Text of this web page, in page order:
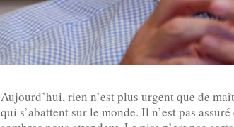
Aujourd’hui, rien n’est plus urgent que de
qui s’abattent sur le monde. Il n’est pas